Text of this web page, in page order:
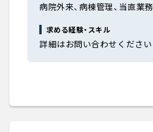
病院外来、病棟管理、当直業務
求める経験・スキル
詳細はお問い合わせください